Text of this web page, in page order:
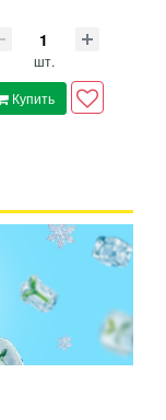
шт.
Купить